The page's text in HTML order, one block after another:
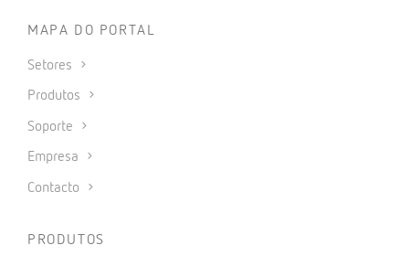
MAPA DO PORTAL
Setores
Produtos
Soporte
Empresa
Contacto
PRODUTOS